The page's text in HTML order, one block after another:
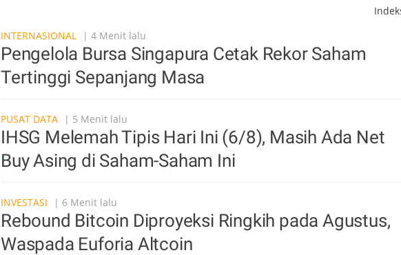
INTERNASIONAL
| 4 Menit lalu
Pengelola Bursa Singapura Cetak Rekor Saham
Tertinggi Sepanjang Masa
PUSAT DATA | 5 Menit lalu
IHSG Melemah Tipis Hari Ini (6/8), Masih Ada Net
Buy Asing di Saham-Saham Ini
INVESTASI | 6 Menit lalu
Rebound Bitcoin Diproyeksi Ringkih pada Agustus,
Waspada Euforia Altcoin